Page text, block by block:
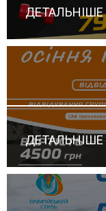
ДЕТАЛЬНІШЕ
ДЕТАЛЬНІШЕ